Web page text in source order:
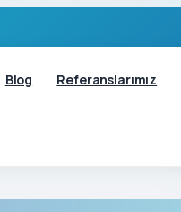
Blog Referanslarımız